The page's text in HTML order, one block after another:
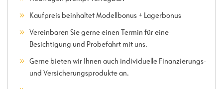
Kaufpreis beinhaltet Modellbonus + Lagerbonus
Vereinbaren Sie gerne einen Termin für eine
Besichtigung und Probefahrt mit uns.
Gerne bieten wir Ihnen auch individuelle Finanzierungs-
und Versicherungsprodukte an.